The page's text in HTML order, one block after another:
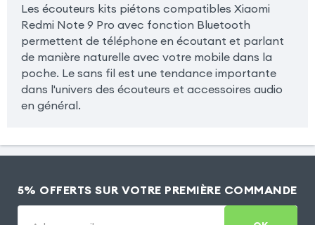
Les écouteurs kits piétons compatibles Xiaomi
Redmi Note 9 Pro avec fonction Bluetooth
permettent de téléphone en écoutant et parlant
de manière naturelle avec votre mobile dans la
poche. Le sans fil est une tendance importante
dans l'univers des écouteurs et accessoires audio
en général.
5% OFFERTS SUR VOTRE PREMIÈRE COMMANDE